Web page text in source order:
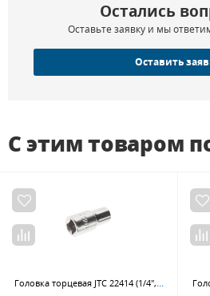
Остались
Оставьте заявку и мы
Оставить
С этим товаром
Головка торцевая JTC 22414 (1/4", 1/4", L=25 мм)